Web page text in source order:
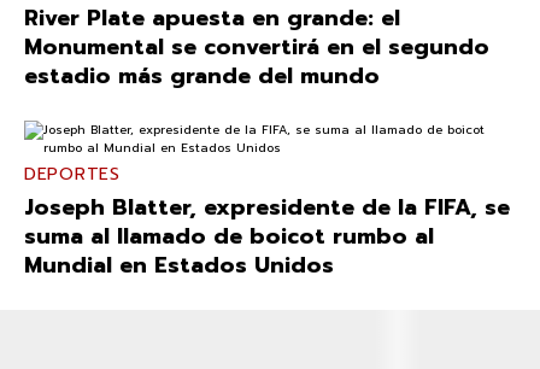
River Plate apuesta en grande: el
Monumental se convertirá en el segundo
estadio más grande del mundo
DEPORTES
Joseph Blatter, expresidente de la FIFA, se
suma al llamado de boicot rumbo al
Mundial en Estados Unidos